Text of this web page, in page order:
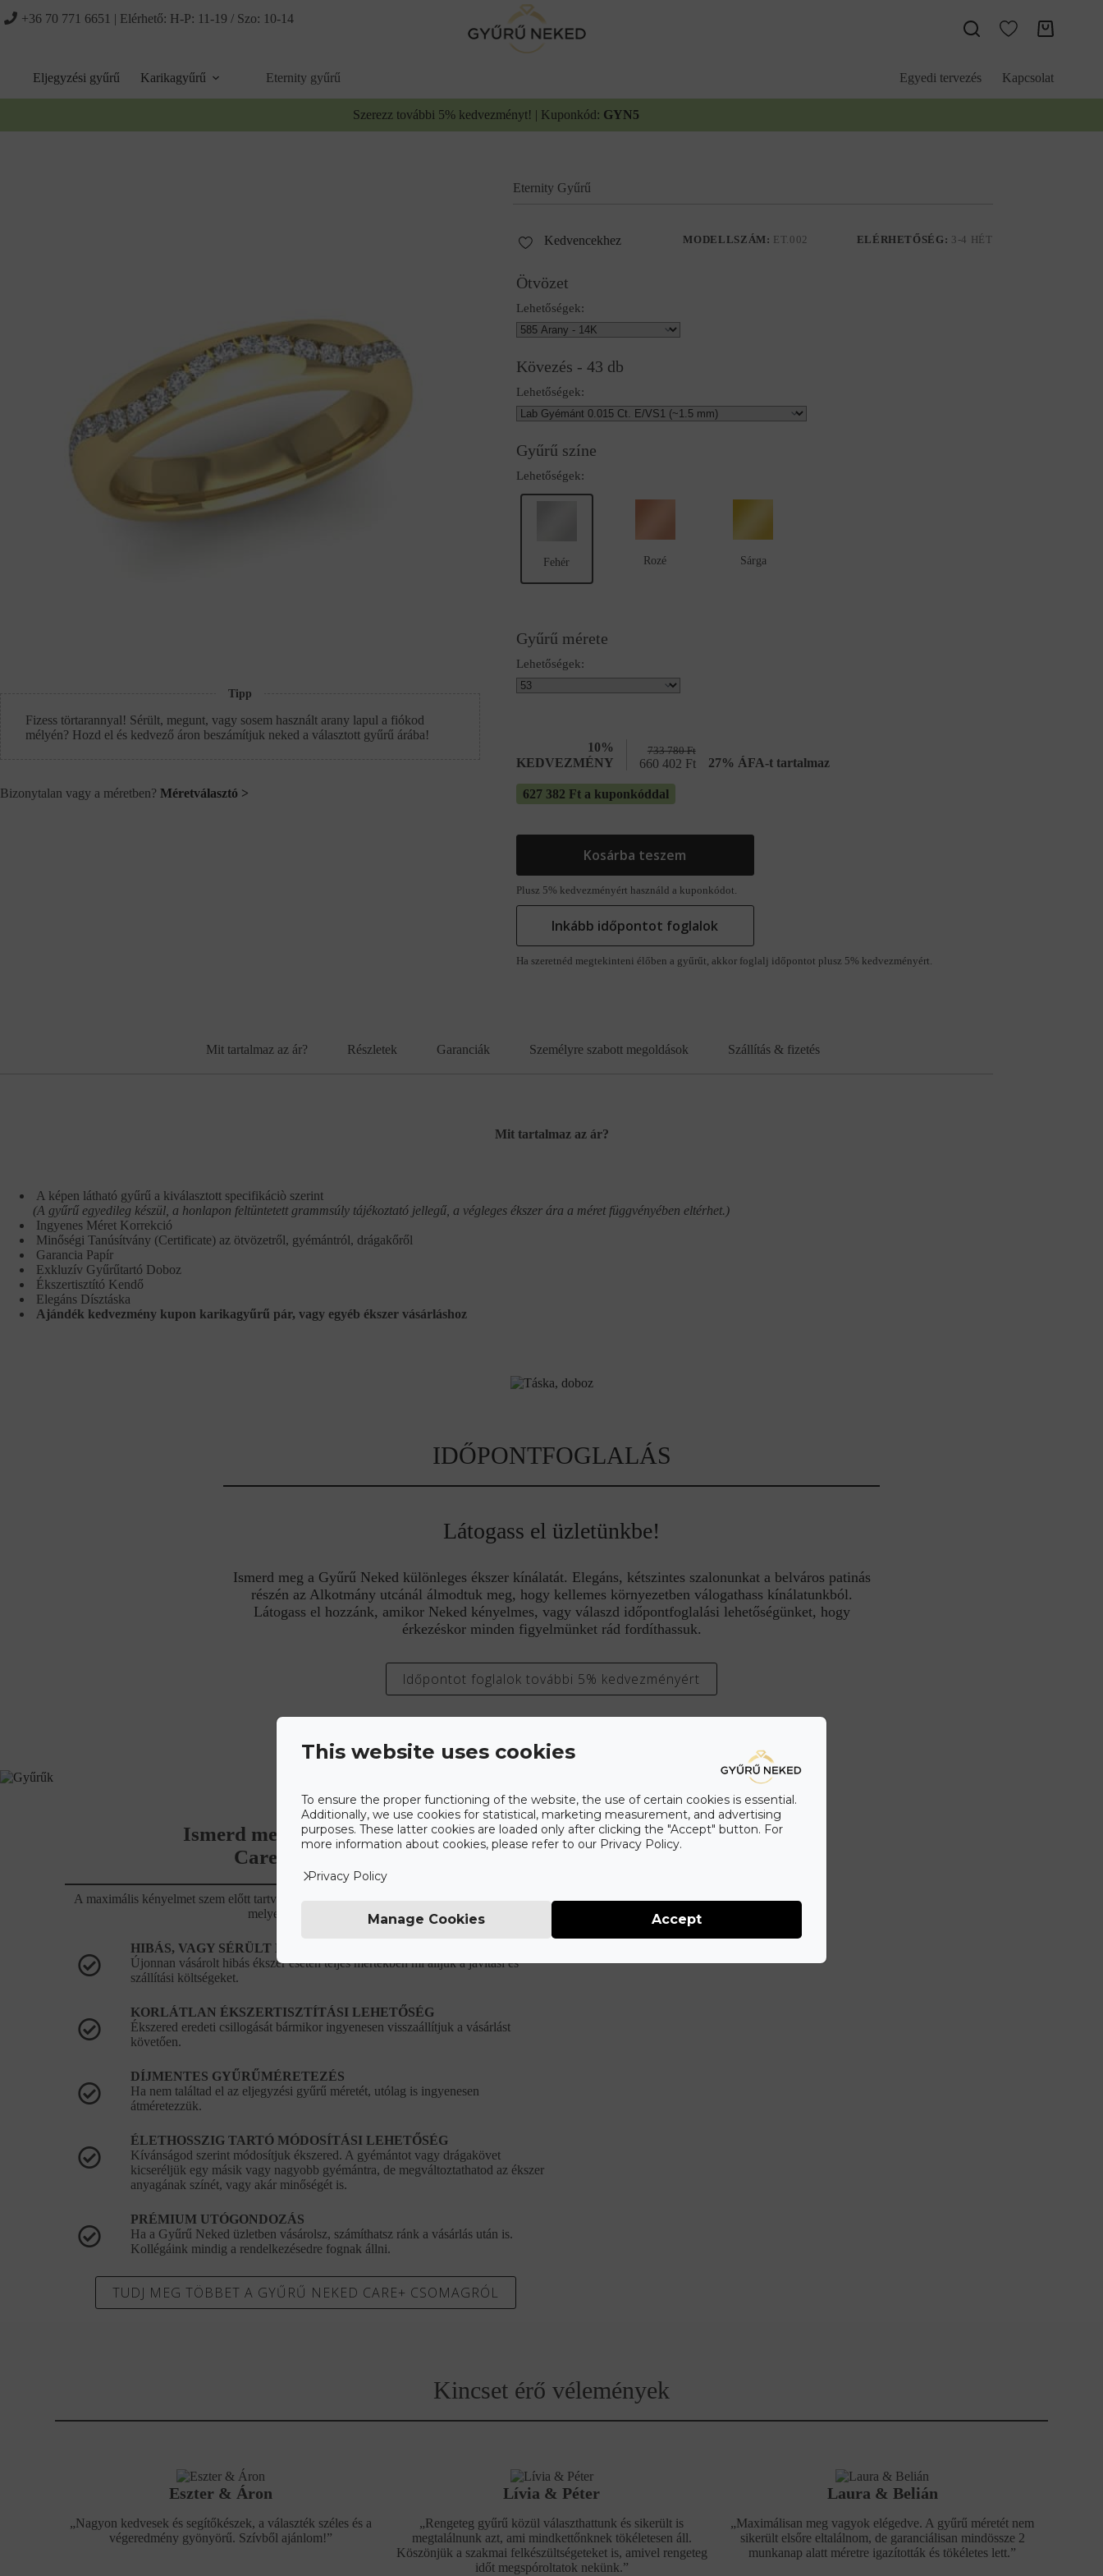
a
+36 70 771 6651 | Elérhető: H-P: 11-19 / Szo: 10-14
Kosár
Eljegyzési gyűrű Karikagyűrű Eternity gyűrű Egyedi tervezés Kapcsolat
Szerezz további 5% kedvezményt! | Kuponkód: GYN5
Tipp
Fizess törtarannyal! Sérült, megunt, vagy sosem használt arany lapul a fiókod
mélyén? Hozd el és kedvező áron beszámítjuk neked a választott gyűrű árába!
Bizonytalan vagy a méretben? Méretválasztó >
Eternity Gyűrű
MODELLSZÁM: ET.002 ELÉRHETŐSÉG: 3-4 HÉT
Kedvencekhez
Ötvözet
Lehetőségek:
Kövezés - 43 db
Lehetőségek:
Gyűrű színe
Lehetőségek:
Fehér Rozé Sárga
Gyűrű mérete
Lehetőségek:
10%
KEDVEZMÉNY
733 780Ft
660 402 Ft 27% ÁFA-t tartalmaz
627 382 Ft a kuponkóddal
Kosárba teszem
Plusz 5% kedvezményért használd a kuponkódot.
Inkább időpontot foglalok
Ha szeretnéd megtekinteni élőben a gyűrűt, akkor foglalj időpontot plusz 5% kedvezményért.
Mit tartalmaz az ár? Részletek Garanciák Személyre szabott megoldások Szállítás & fizetés
Mit tartalmaz az ár?
A képen látható gyűrű a kiválasztott specifikáciò szerint
(A gyűrű egyedileg készül, a honlapon feltüntetett grammsúly tájékoztató jellegű, a végleges ékszer ára a méret függvényében eltérhet.)
Ingyenes Méret Korrekció
Minőségi Tanúsítvány (Certificate) az ötvözetről, gyémántról, drágakőről
Garancia Papír
Exkluzív Gyűrűtartó Doboz
Ékszertisztító Kendő
Elegáns Dísztáska
Ajándék kedvezmény kupon karikagyűrű pár, vagy egyéb ékszer vásárláshoz
IDŐPONTFOGLALÁS
Látogass el üzletünkbe!
Ismerd meg a Gyűrű Neked különleges ékszer kínálatát. Elegáns, kétszintes szalonunkat a belváros patinás
részén az Alkotmány utcánál álmodtuk meg, hogy kellemes környezetben válogathass kínálatunkból.
Látogass el hozzánk, amikor Neked kényelmes, vagy válaszd időpontfoglalási lehetőségünket, hogy
érkezéskor minden figyelmünket rád fordíthassuk.
Időpontot foglalok további 5% kedvezményért
Ismerd meg a Gyűrű Neked
Care+ csomagot
A maximális kényelmet szem előtt tartva állítottuk össze a Gyűrű Neked Care+ csomagot,
melyet alább olvashat.
HIBÁS, VAGY SÉRÜLT ÉKSZEREK JAVÍTÁSA
Újonnan vásárolt hibás ékszer esetén teljes mértékben mi álljuk a javítási és
szállítási költségeket.
KORLÁTLAN ÉKSZERTISZTÍTÁSI LEHETŐSÉG
Ékszered eredeti csillogását bármikor ingyenesen visszaállítjuk a vásárlást
követően.
DÍJMENTES GYŰRŰMÉRETEZÉS
Ha nem találtad el az eljegyzési gyűrű méretét, utólag is ingyenesen
átméretezzük.
ÉLETHOSSZIG TARTÓ MÓDOSÍTÁSI LEHETŐSÉG
Kívánságod szerint módosítjuk ékszered. A gyémántot vagy drágakövet
kicseréljük egy másik vagy nagyobb gyémántra, de megváltoztathatod az ékszer
anyagának színét, vagy akár minőségét is.
PRÉMIUM UTÓGONDOZÁS
Ha a Gyűrű Neked üzletben vásárolsz, számíthatsz ránk a vásárlás után is.
Kollégáink mindig a rendelkezésedre fognak állni.
TUDJ MEG TÖBBET A GYŰRŰ NEKED CARE+ CSOMAGRÓL
Kincset érő vélemények
Eszter & Áron
„Nagyon kedvesek és segítőkészek, a választék széles és a
végeredmény gyönyörű. Szívből ajánlom!”
Lívia & Péter
„Rengeteg gyűrű közül választhattunk és sikerült is
megtalálnunk azt, ami mindkettőnknek tökéletesen áll.
Köszönjük a szakmai felkészültségeteket is, amivel rengeteg
időt megspóroltatok nekünk.”
Laura & Belián
„Maximálisan meg vagyok elégedve. A gyűrű méretét nem
sikerült elsőre eltalálnom, de garanciálisan mindössze 2
munkanap alatt méretre igazították és tökéletes lett.”
This website uses cookies
To ensure the proper functioning of the website, the use of certain cookies is essential.
Additionally, we use cookies for statistical, marketing measurement, and advertising
purposes. These latter cookies are loaded only after clicking the "Accept" button. For
more information about cookies, please refer to our Privacy Policy.
Privacy Policy
Manage Cookies Accept